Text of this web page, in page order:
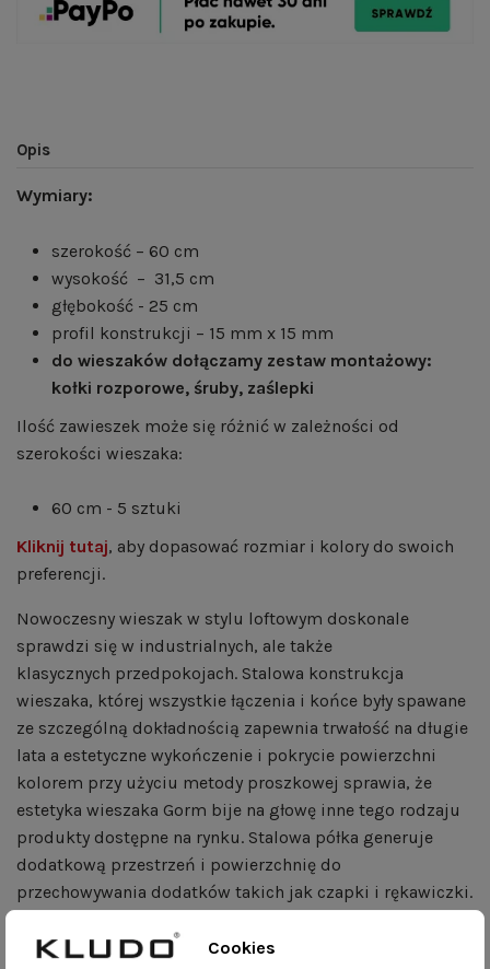
Opis
Wymiary:
szerokość – 60 cm
wysokość – 31,5 cm
głębokość - 25 cm
profil konstrukcji – 15 mm x 15 mm
do wieszaków dołączamy zestaw montażowy:
kołki rozporowe, śruby, zaślepki
Ilość zawieszek może się różnić w zależności od
szerokości wieszaka:
60 cm - 5 sztuki
Kliknij tutaj, aby dopasować rozmiar i kolory do swoich
preferencji.
Nowoczesny wieszak w stylu loftowym doskonale
sprawdzi się w industrialnych, ale także
klasycznych przedpokojach. Stalowa konstrukcja
wieszaka, której wszystkie łączenia i końce były spawane
ze szczególną dokładnością zapewnia trwałość na długie
lata a estetyczne wykończenie i pokrycie powierzchni
kolorem przy użyciu metody proszkowej sprawia, że
estetyka wieszaka Gorm bije na głowę inne tego rodzaju
produkty dostępne na rynku. Stalowa półka generuje
dodatkową przestrzeń i powierzchnię do
przechowywania dodatków takich jak czapki i rękawiczki.
Co ciekawe zastosowanie wieszaka niekoniecznie kończy
się na przedpokoju. Jakość i dokładność wykonania
Cookies